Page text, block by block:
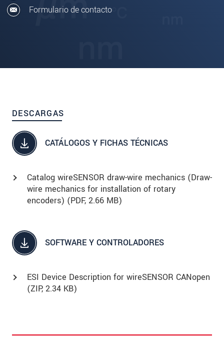
Formulario de contacto
DESCARGAS
CATÁLOGOS Y FICHAS TÉCNICAS
Catalog wireSENSOR draw-wire mechanics (Draw-
wire mechanics for installation of rotary
encoders) (PDF, 2.66 MB)
SOFTWARE Y CONTROLADORES
ESI Device Description for wireSENSOR CANopen
(ZIP, 2.34 KB)